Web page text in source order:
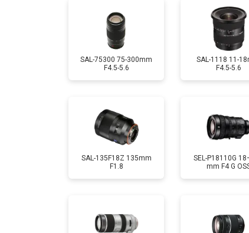
Ремонт шлейфа оптического
SAL-75300 75-300mm
F4.5-5.6
SAL-1118 11-
F4.5-5.6
SAL-135F18Z 135mm
F1.8
SEL-P18110G
mm F4 G